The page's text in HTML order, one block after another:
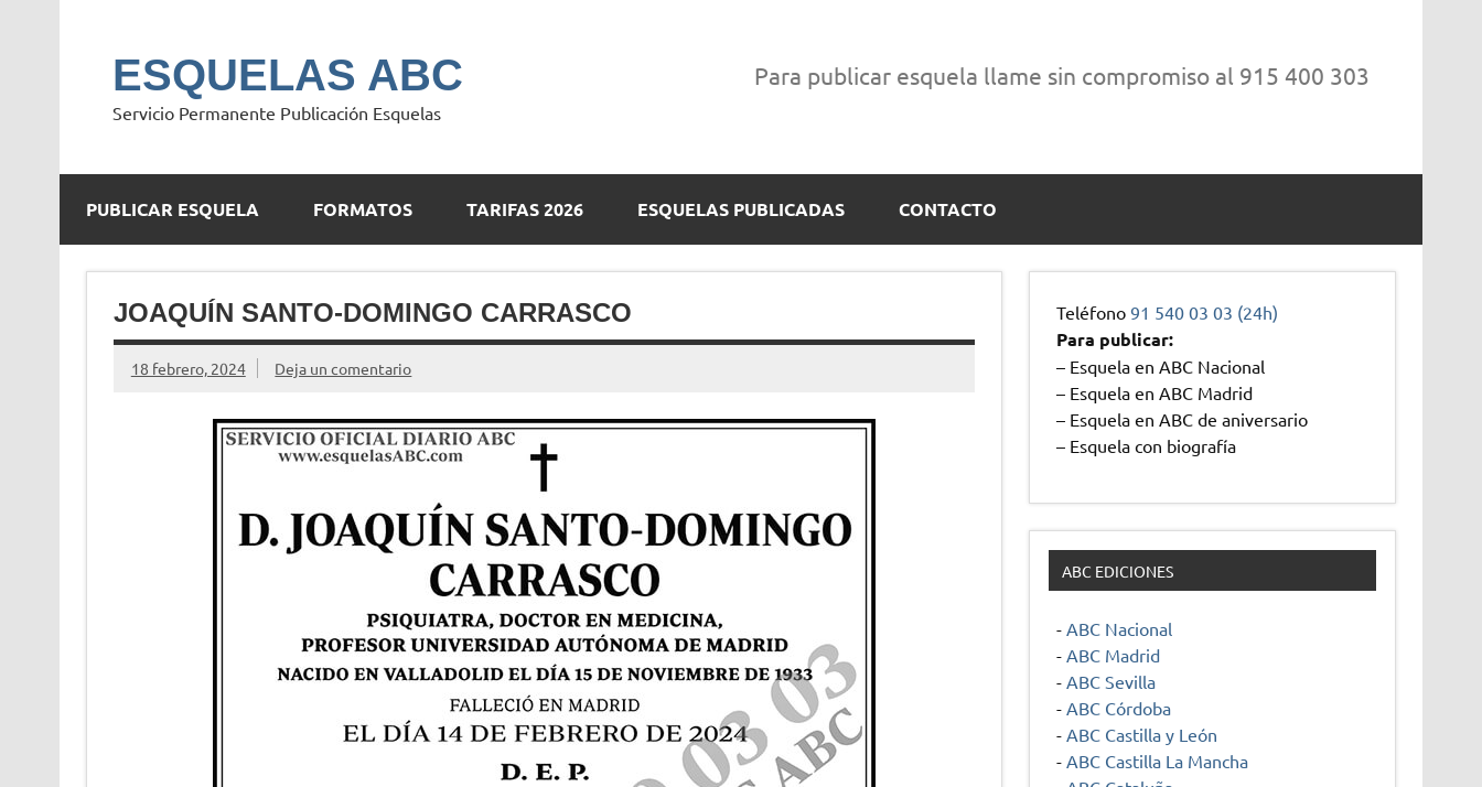
ESQUELAS ABC
Servicio Permanente Publicación Esquelas
Para publicar esquela llame sin compromiso al 915 400 303
PUBLICAR ESQUELA FORMATOS TARIFAS 2026 ESQUELAS PUBLICADAS CONTACTO
JOAQUÍN SANTO-DOMINGO CARRASCO
18 febrero, 2024 Deja un comentario
Teléfono91 540 03 03 (24h)
Para publicar:
– Esquela en ABC Nacional
– Esquela en ABC Madrid
– Esquela en ABC de aniversario
– Esquela con biografía
ABC EDICIONES
- ABC Nacional
- ABC Madrid
- ABC Sevilla
- ABC Córdoba
- ABC Castilla y León
- ABC Castilla La Mancha